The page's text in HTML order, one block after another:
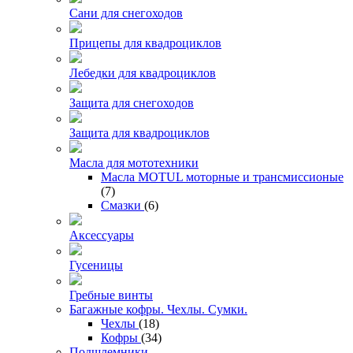
Сани для снегоходов
Прицепы для квадроциклов
Лебедки для квадроциклов
Защита для снегоходов
Защита для квадроциклов
Масла для мототехники
Масла MOTUL моторные и трансмиссионые
(7)
Смазки (6)
Аксессуары
Гусеницы
Гребные винты
Багажные кофры. Чехлы. Сумки.
Чехлы (18)
Кофры (34)